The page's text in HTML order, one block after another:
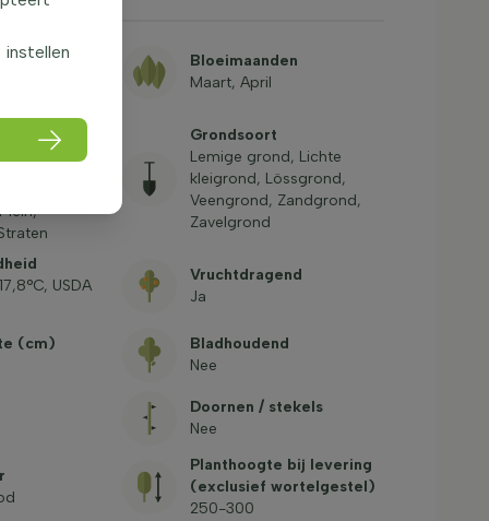
Bloeimaanden
Maart, April
Groenstrook,
Grondsoort
Lemige grond, Lichte
kleigrond, Lössgrond,
Veengrond, Zandgrond,
Zavelgrond
USDA
Vruchtdragend
Ja
(cm)
Bladhoudend
Nee
Doornen / stekels
Nee
Planthoogte bij levering
(exclusief wortelgestel)
250-300
instellen